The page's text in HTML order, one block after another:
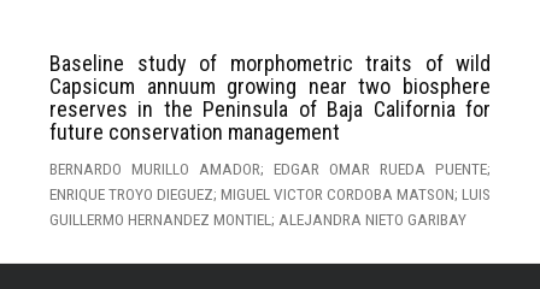
Baseline study of morphometric traits of wild
Capsicum annuum growing near two biosphere
reserves in the Peninsula of Baja California for
future conservation management
BERNARDO MURILLO AMADOR; EDGAR OMAR RUEDA PUENTE;
ENRIQUE TROYO DIEGUEZ; MIGUEL VICTOR CORDOBA MATSON; LUIS
GUILLERMO HERNANDEZ MONTIEL; ALEJANDRA NIETO GARIBAY